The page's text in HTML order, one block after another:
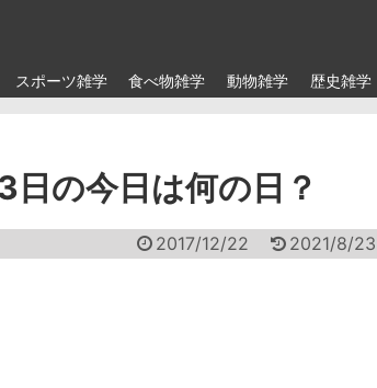
スポーツ雑学 食べ物雑学 動物雑学 歴史雑学
の今日は何の日？
2017/12/22 2021/8/23